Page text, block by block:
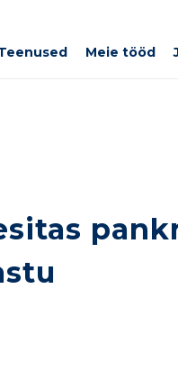
Meie tööd